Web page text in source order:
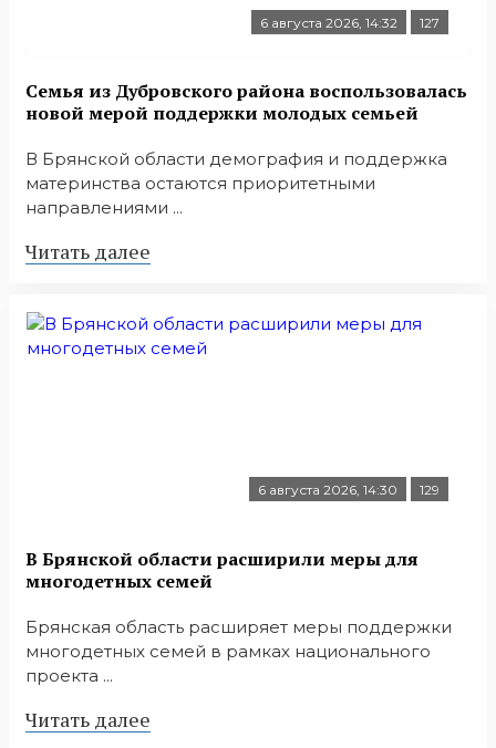
6 августа 2026, 14:32 127
Семья из Дубровского района воспользовалась
новой мерой поддержки молодых семьей
В Брянской области демография и поддержка
материнства остаются приоритетными
направлениями ...
Читать далее
6 августа 2026, 14:30 129
В Брянской области расширили меры для
многодетных семей
Брянская область расширяет меры поддержки
многодетных семей в рамках национального
проекта ...
Читать далее